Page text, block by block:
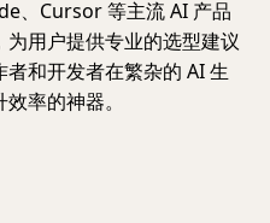
、Cursor 等主流 AI 产品
用户提供专业的选型建议
和开发者在繁杂的 AI 生
率的神器。